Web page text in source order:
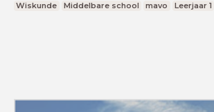
Wiskunde Middelbare school mavo Leerjaar 1